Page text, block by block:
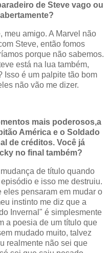
de Steve vago ou
meu amigo. A Marvel não
Steve, então fomos
porque não sabemos.
está na lua também,
Isso é um palpite tão bom
não vão me dizer.
mais poderosos,a
América e o Soldado
de créditos. Você já
no final também?
de título quando
e isso me destruiu.
eles pensaram em mudar o
instinto me diz que a
Invernal" é simplesmente
a poesia de um título que
mudado muito, talvez
realmente não sei que